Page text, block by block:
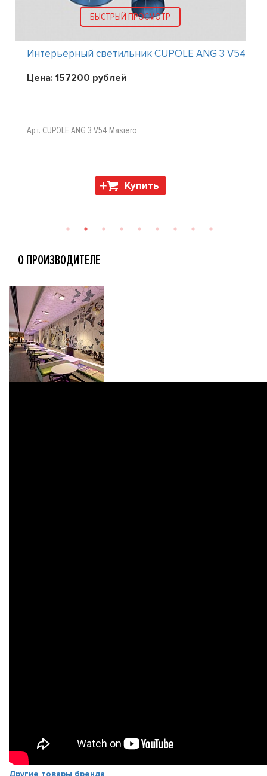
БЫСТРЫЙ ПРОСМОТР
Интерьерный светильник CUPOLE ANG 3 V54
Цена: 157200 рублей
Арт. CUPOLE ANG 3 V54 Masiero
Купить
О ПРОИЗВОДИТЕЛЕ
Другие товары бренда